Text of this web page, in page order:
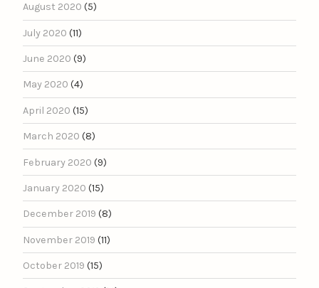
August 2020 (5)
July 2020 (11)
June 2020 (9)
May 2020 (4)
April 2020 (15)
March 2020 (8)
February 2020 (9)
January 2020 (15)
December 2019 (8)
November 2019 (11)
October 2019 (15)